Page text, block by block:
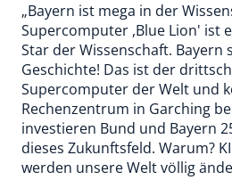
„Bayern ist mega in der
Supercomputer ,Blue Lion' ist
Star der Wissenschaft. Bayern
Geschichte! Das ist der
Supercomputer der Welt und
Rechenzentrum in Garching
investieren Bund und Bayern
dieses Zukunftsfeld. Warum?
werden unsere Welt völlig